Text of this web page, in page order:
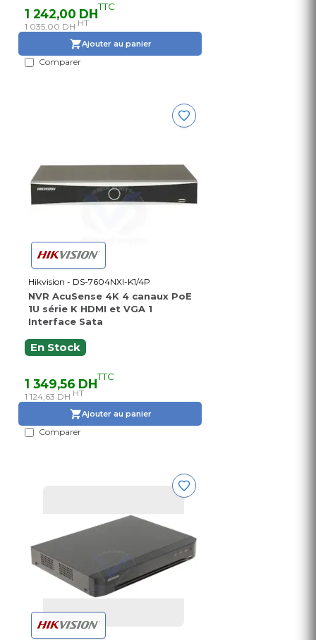
1 242,00 DHTTC
1 035,00 DH HT
Ajouter au panier
Comparer
Hikvision - DS-7604NXI-K1/4P
NVR AcuSense 4K 4 canaux PoE
1U série K HDMI et VGA 1
Interface Sata
En Stock
1 349,56 DHTTC
1 124,63 DH HT
Ajouter au panier
Comparer